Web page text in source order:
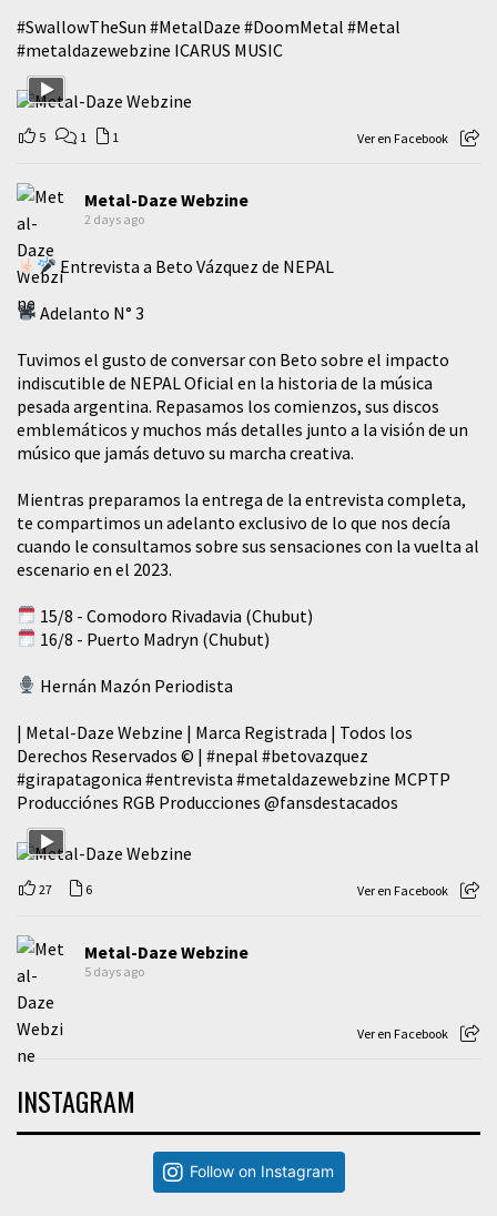
#SwallowTheSun #MetalDaze #DoomMetal #Metal
#metaldazewebzine ICARUS MUSIC
5 1 1 Ver en Facebook
Metal-Daze Webzine
2 days ago
Entrevista a Beto Vázquez de NEPAL
Adelanto N° 3
Tuvimos el gusto de conversar con Beto sobre el impacto
indiscutible de NEPAL Oficial en la historia de la música
pesada argentina. Repasamos los comienzos, sus discos
emblemáticos y muchos más detalles junto a la visión de un
músico que jamás detuvo su marcha creativa.
Mientras preparamos la entrega de la entrevista completa,
te compartimos un adelanto exclusivo de lo que nos decía
cuando le consultamos sobre sus sensaciones con la vuelta al
escenario en el 2023.
15/8 - Comodoro Rivadavia (Chubut)
16/8 - Puerto Madryn (Chubut)
Hernán Mazón Periodista
| Metal-Daze Webzine | Marca Registrada | Todos los
Derechos Reservados © | #nepal #betovazquez
#girapatagonica #entrevista #metaldazewebzine MCPTP
Producciónes RGB Producciones @fansdestacados
27 6 Ver en Facebook
Metal-Daze Webzine
5 days ago
Ver en Facebook
INSTAGRAM
Follow on Instagram